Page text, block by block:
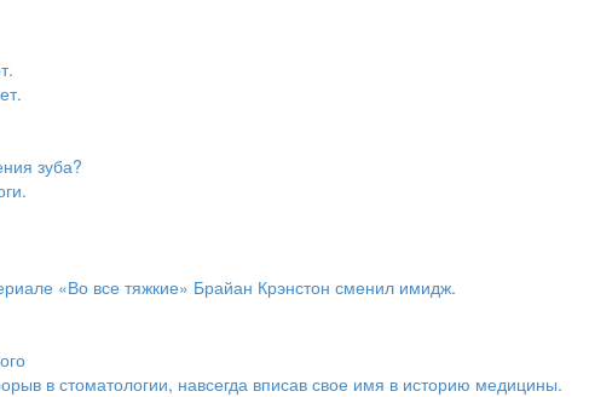
зуба?
«Во все тяжкие» Брайан Крэнстон сменил имидж.
в стоматологии, навсегда вписав свое имя в историю медицины.